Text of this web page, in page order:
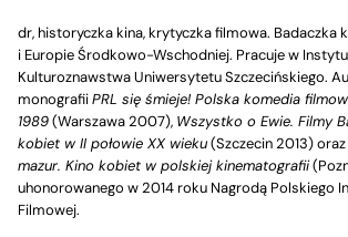
dr, historyczka kina, krytyczka filmowa. Badaczka
i Europie Środkowo-Wschodniej. Pracuje w
Kulturoznawstwa Uniwersytetu Szczecińskiego.
monografiiPRL się śmieje! Polska komedia
1989(Warszawa 2007), Wszystko o Ewie. Filmy
kobiet w II połowie XX wieku(Szczecin 2013)
mazur. Kino kobiet w polskiej kinematografii
uhonorowanego w 2014 roku Nagrodą Polskiego
Filmowej.